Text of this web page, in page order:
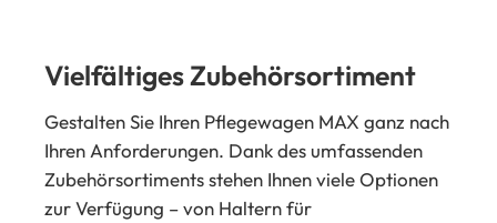
Vielfältiges Zubehörsortiment
Gestalten Sie Ihren Pflegewagen MAX ganz nach
Ihren Anforderungen. Dank des umfassenden
Zubehörsortiments stehen Ihnen viele Optionen
zur Verfügung – von Haltern für